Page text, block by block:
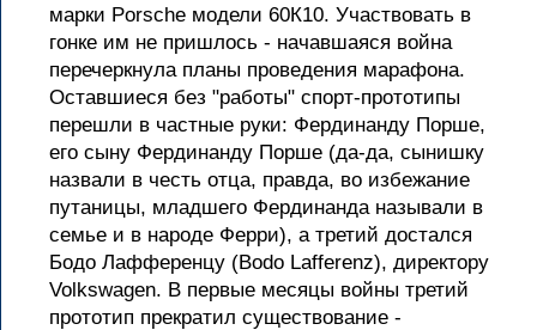
марки Porsche модели 60К10. Участвовать в
гонке им не пришлось - начавшаяся война
перечеркнула планы проведения марафона.
Оставшиеся без "работы" спорт-прототипы
перешли в частные руки: Фердинанду Порше,
его сыну Фердинанду Порше (да-да, сынишку
назвали в честь отца, правда, во избежание
путаницы, младшего Фердинанда называли в
семье и в народе Ферри), а третий достался
Бодо Лафференцу (Bodo Lafferenz), директору
Volkswagen. В первые месяцы войны третий
прототип прекратил существование -